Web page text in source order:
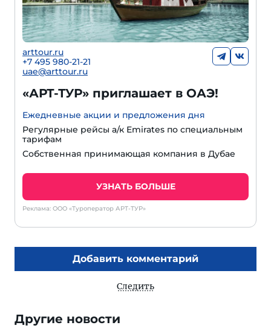
arttour.ru
+7 495 980-21-21
uae@arttour.ru
«АРТ-ТУР» приглашает в ОАЭ!
Ежедневные акции и предложения дня
Регулярные рейсы а/к Emirates по специальным
тарифам
Собственная принимающая компания в Дубае
УЗНАТЬ БОЛЬШЕ
Реклама: ООО «Туроператор АРТ-ТУР»
Добавить комментарий
Следить
Другие новости